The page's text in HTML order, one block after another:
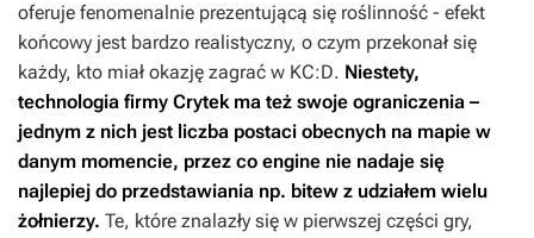
oferuje fenomenalnie prezentującą się roślinność - efekt
końcowy jest bardzo realistyczny, o czym przekonał się
każdy, kto miał okazję zagrać w KC:D. Niestety,
technologia firmy Crytek ma też swoje ograniczenia –
jednym z nich jest liczba postaci obecnych na mapie w
danym momencie, przez co engine nie nadaje się
najlepiej do przedstawiania np. bitew z udziałem wielu
żołnierzy. Te, które znalazły się w pierwszej części gry,